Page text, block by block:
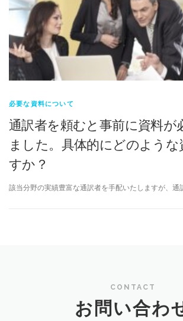
必要な資料について
通訳者を頼むと事前に資料が
ました。具体的にどのよう
すか？
該当分野の実績豊富な通訳者を手配いたしますが、通
CONTACT
お問い合わ